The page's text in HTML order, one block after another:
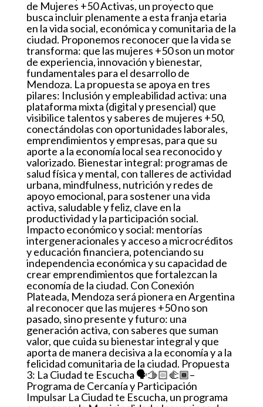
de Mujeres +50 Activas, un proyecto que
busca incluir plenamente a esta franja etaria
en la vida social, económica y comunitaria de la
ciudad. Proponemos reconocer que la vida se
transforma: que las mujeres +50 son un motor
de experiencia, innovación y bienestar,
fundamentales para el desarrollo de
Mendoza. La propuesta se apoya en tres
pilares: Inclusión y empleabilidad activa: una
plataforma mixta (digital y presencial) que
visibilice talentos y saberes de mujeres +50,
conectándolas con oportunidades laborales,
emprendimientos y empresas, para que su
aporte a la economía local sea reconocido y
valorizado. Bienestar integral: programas de
salud física y mental, con talleres de actividad
urbana, mindfulness, nutrición y redes de
apoyo emocional, para sostener una vida
activa, saludable y feliz, clave en la
productividad y la participación social.
Impacto económico y social: mentorías
intergeneracionales y acceso a microcréditos
y educación financiera, potenciando su
independencia económica y su capacidad de
crear emprendimientos que fortalezcan la
economía de la ciudad. Con Conexión
Plateada, Mendoza será pionera en Argentina
al reconocer que las mujeres +50 no son
pasado, sino presente y futuro: una
generación activa, con saberes que suman
valor, que cuida su bienestar integral y que
aporta de manera decisiva a la economía y a la
felicidad comunitaria de la ciudad. Propuesta
3: La Ciudad te Escucha 🗣️🫱🏻‍🫲🏾–
Programa de Cercanía y Participación
Impulsar La Ciudad te Escucha, un programa